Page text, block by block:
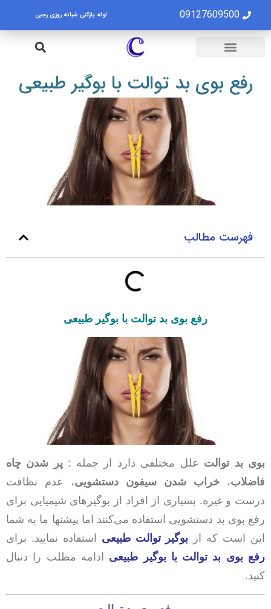
09127609500 لوله بازکنی شبانه روزی رجبی
رفع بوی بد توالت با بوگیر طبیعی
فهرست مطالب
رفع بوی بد توالت با بوگیر طبیعی
بوی بد توالت علل مختلفی دارد از جمله :پر شدن چاه
فاضلاب، خراب شدن سیفون دستشویی، عدم نظافت
درست و غیره. بسیاری از افراد از بوگیرهای شیمیایی برای
رفع بوی بد دستشویی استفاده می‌کنند اما پیشنها ما به شما
این است که از بوگیر توالت طبیعی استفاده نمایید. برای
رفع بوی بد توالت با بوگیر طبیعی ادامه مطلب را دنبال
کنید.